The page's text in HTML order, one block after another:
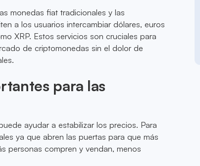
monedas fiat tradicionales y las
a los usuarios intercambiar dólares, euros
XRP. Estos servicios son cruciales para
de criptomonedas sin el dolor de
para las
ayudar a estabilizar los precios. Para
ya que abren las puertas para que más
personas compren y vendan, menos